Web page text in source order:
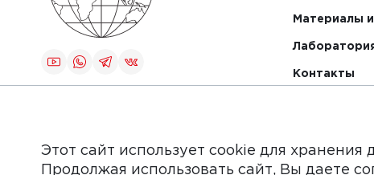
Материалы и
Контакты
Этот сайт использует cookie для хранения
Продолжая использовать сайт, Вы даете